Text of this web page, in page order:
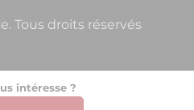
Tous droits réservés
intéresse ?